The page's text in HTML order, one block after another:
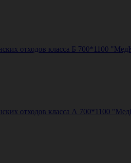
отходов класса Б 700*1100
отходов класса А 700*1100